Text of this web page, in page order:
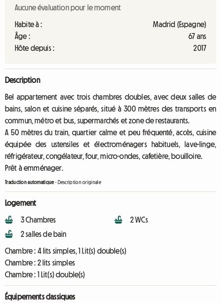
Aucune évaluation pour le moment
Habite à :
Madrid (Espagne)
Âge :
67 ans
Hôte depuis :
2017
Description
Bel appartement avec trois chambres doubles, avec deux salles de
bains, salon et cuisine séparés, situé à 300 mètres des transports en
commun, métro et bus, supermarchés et zone de restaurants.
A 50 mètres du train, quartier calme et peu fréquenté, accès, cuisine
équipée des ustensiles et électroménagers habituels, lave-linge,
réfrigérateur, congélateur, four, micro-ondes, cafetière, bouilloire.
Prêt à emménager.
Traduction automatique- Description originale
Logement
3 Chambres
2 salles de bain
2 WCs
Chambre : 4 lits simples, 1 Lit(s) double(s)
Chambre : 2 lits simples
Chambre : 1 Lit(s) double(s)
Équipements classiques